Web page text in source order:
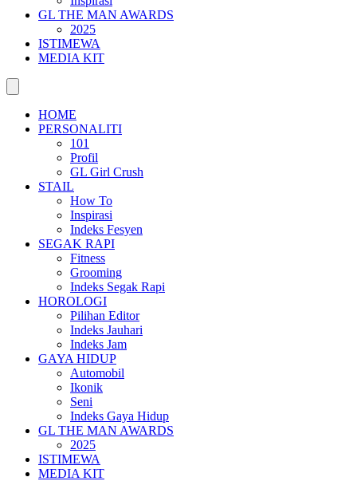
GL THE MAN AWARDS
2025
ISTIMEWA
MEDIA KIT
HOME
PERSONALITI
101
Profil
GL Girl Crush
STAIL
How To
Inspirasi
Indeks Fesyen
SEGAK RAPI
Fitness
Grooming
Indeks Segak Rapi
HOROLOGI
Pilihan Editor
Indeks Jauhari
Indeks Jam
GAYA HIDUP
Automobil
Ikonik
Seni
Indeks Gaya Hidup
GL THE MAN AWARDS
2025
ISTIMEWA
MEDIA KIT